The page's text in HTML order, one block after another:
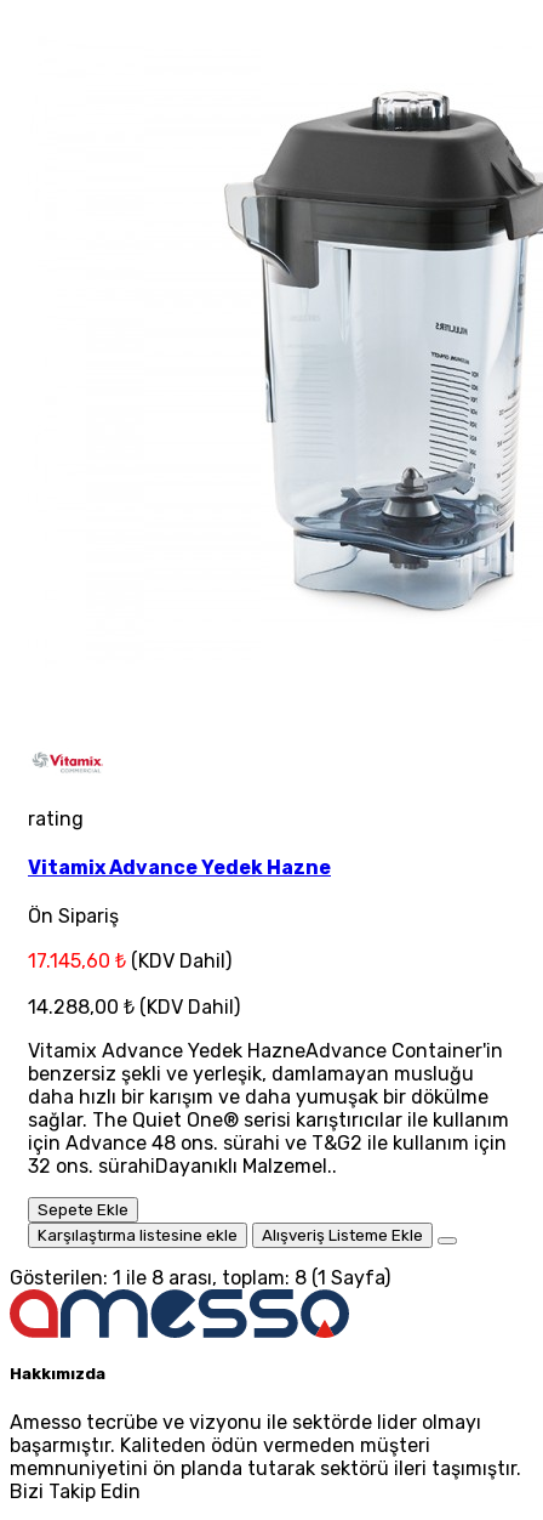
rating
Vitamix Advance Yedek Hazne
Ön Sipariş
17.145,60 ₺ (KDV Dahil)
14.288,00 ₺ (KDV Dahil)
Vitamix Advance Yedek HazneAdvance Container'in
benzersiz şekli ve yerleşik, damlamayan musluğu
daha hızlı bir karışım ve daha yumuşak bir dökülme
sağlar. The Quiet One® serisi karıştırıcılar ile kullanım
için Advance 48 ons. sürahi ve T&G2 ile kullanım için
32 ons. sürahiDayanıklı Malzemel..
Sepete Ekle
Karşılaştırma listesine ekle
Alışveriş Listeme Ekle
Gösterilen: 1 ile 8 arası, toplam: 8 (1 Sayfa)
Hakkımızda
Amesso tecrübe ve vizyonu ile sektörde lider olmayı
başarmıştır. Kaliteden ödün vermeden müşteri
memnuniyetini ön planda tutarak sektörü ileri taşımıştır.
Bizi Takip Edin